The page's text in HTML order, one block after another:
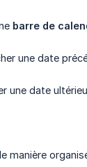
barre de
une date
une date
manière